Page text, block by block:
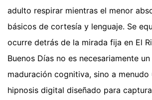
adulto respirar mientras el menor
básicos de cortesía y lenguaje. Se
ocurre detrás de la mirada fija en El
Buenos Días no es necesariamente
maduración cognitiva, sino a menudo
hipnosis digital diseñado para